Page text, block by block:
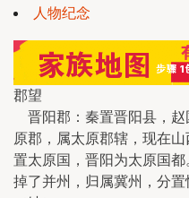
人物纪念
郡望
晋阳郡：秦置晋阳县，赵
原郡，属太原郡辖，现在
置太原国，晋阳为太原国
掉了并州，归属冀州，分